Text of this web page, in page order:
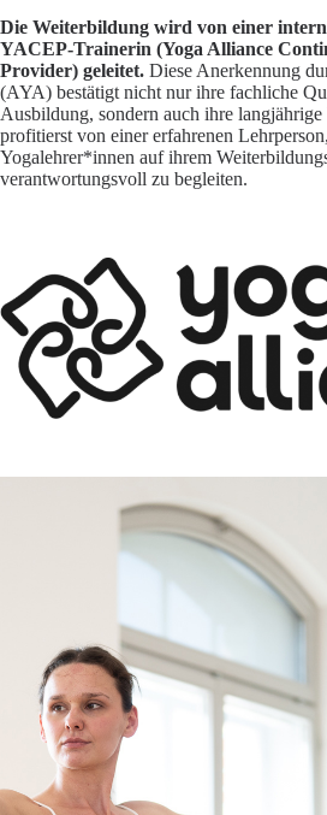
Die Weiterbildung wird von einer
YACEP-Trainerin (Yoga Alliance
Provider) geleitet. Diese Anerkennung
(AYA) bestätigt nicht nur ihre fachliche
Ausbildung, sondern auch ihre
profitierst von einer erfahrenen
Yogalehrer*innen auf ihrem
verantwortungsvoll zu begleiten.